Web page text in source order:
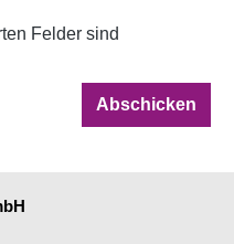
Felder sind
Abschicken